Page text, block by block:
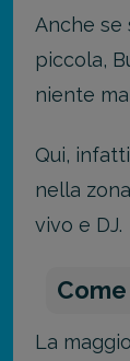
Anche
piccola,
niente
Qui,
nella
vivo e DJ.
La